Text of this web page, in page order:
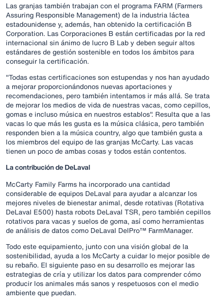
Las granjas también trabajan con el programa FARM (Farmers
Assuring Responsible Management) de la industria láctea
estadounidense y, además, han obtenido la certificación B
Corporation. Las Corporaciones B están certificadas por la red
internacional sin ánimo de lucro B Lab y deben seguir altos
estándares de gestión sostenible en todos los ámbitos para
conseguir la certificación.
"Todas estas certificaciones son estupendas y nos han ayudado
a mejorar proporcionándonos nuevas aportaciones y
recomendaciones, pero también intentamos ir más allá. Se trata
de mejorar los medios de vida de nuestras vacas, como cepillos,
gomas e incluso música en nuestros establos". Resulta que a las
vacas lo que más les gusta es la música clásica, pero también
responden bien a la música country, algo que también gusta a
los miembros del equipo de las granjas McCarty. Las vacas
tienen un poco de ambas cosas y todos están contentos.
La contribución de DeLaval
McCarty Family Farms ha incorporado una cantidad
considerable de equipos DeLaval para ayudar a alcanzar los
mejores niveles de bienestar animal, desde rotativas (Rotativa
DeLaval E500) hasta robots DeLaval TSR, pero también cepillos
rotativos para vacas y suelos de goma, así como herramientas
de análisis de datos como DeLaval DelPro™ FarmManager.
Todo este equipamiento, junto con una visión global de la
sostenibilidad, ayuda a los McCarty a cuidar lo mejor posible de
su rebaño. El siguiente paso en su desarrollo es mejorar las
estrategias de cría y utilizar los datos para comprender cómo
producir los animales más sanos y respetuosos con el medio
ambiente que puedan.